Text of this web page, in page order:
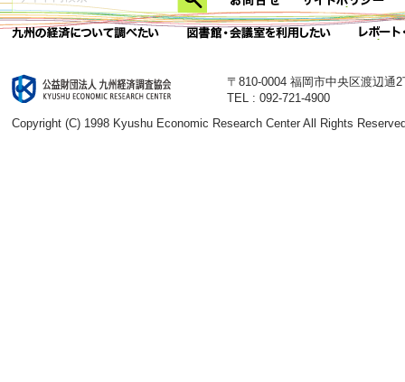
〒810-0004 福岡市中央区渡辺通
TEL : 092-721-4900
Copyright (C) 1998 Kyushu Economic Research Center All Rights